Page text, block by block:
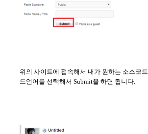
위의 사이트에 접속해서 내가 원하는 소스코
드언어를 선택해서 Submit을 하면 됩니다.